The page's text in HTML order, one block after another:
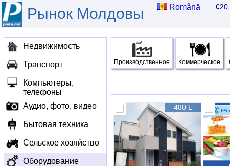
Рынок Молдовы Română €
Недвижимость
Транспорт
Компьютеры,
телефоны
Аудио, фото, видео
Бытовая техника
Сельское хозяйство
Оборудование
Производственное Коммерческое
480 L